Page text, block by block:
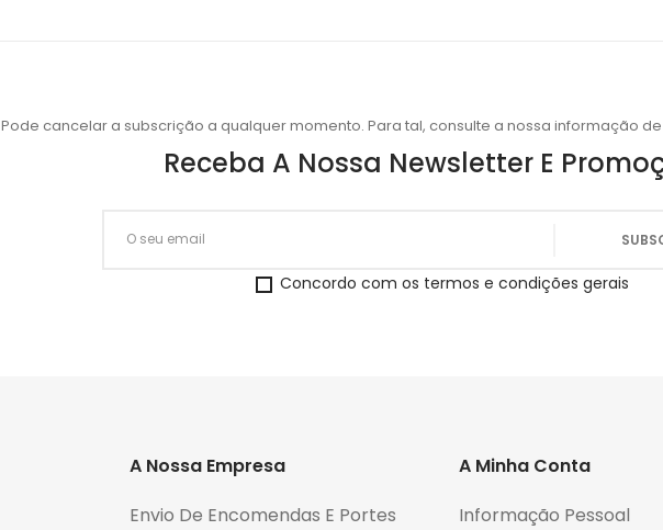
Pode cancelar a subscrição a qualquer momento. Para tal, consulte a nossa informação
Receba A Nossa Newsletter E
Concordo com os termos e condições gerais
A Nossa Empresa
Envio De Encomendas E Portes
A Minha Conta
Informação Pessoal